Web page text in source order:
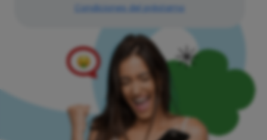
Condiciones del préstamo